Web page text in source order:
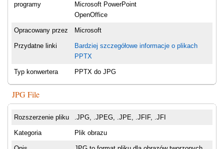
programy
Microsoft PowerPoint
OpenOffice
Opracowany przez Microsoft
Przydatne linki
Bardziej szczegółowe informacje o plikach
PPTX
Typ konwertera PPTX do JPG
JPG File
Rozszerzenie pliku .JPG, .JPEG, .JPE, .JFIF, .JFI
Kategoria Plik obrazu